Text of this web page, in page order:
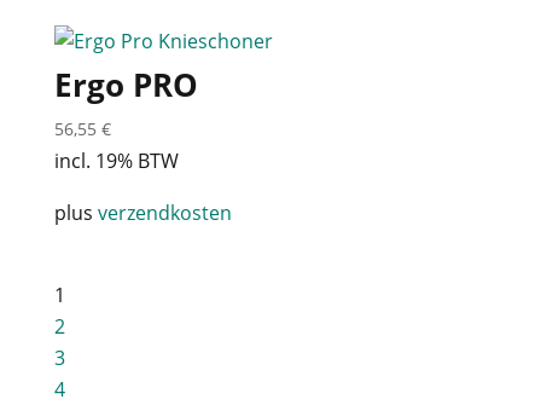
Ergo PRO
56,55 €
incl. 19% BTW
plus verzendkosten
1
2
3
4